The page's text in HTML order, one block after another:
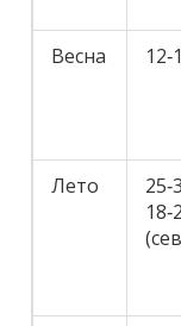
Весна
Лето